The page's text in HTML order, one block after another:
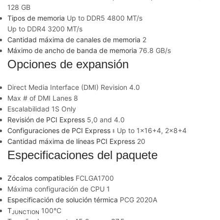
128 GB
Tipos de memoria Up to DDR5 4800 MT/s
Up to DDR4 3200 MT/s
Cantidad máxima de canales de memoria 2
Máximo de ancho de banda de memoria 76.8 GB/s
Opciones de expansión
Direct Media Interface (DMI) Revision 4.0
Max # of DMI Lanes 8
Escalabilidad 1S Only
Revisión de PCI Express 5,0 and 4.0
Configuraciones de PCI Express ‡ Up to 1×16+4, 2×8+4
Cantidad máxima de líneas PCI Express 20
Especificaciones del paquete
Zócalos compatibles FCLGA1700
Máxima configuración de CPU 1
Especificación de solución térmica PCG 2020A
TJUNCTION 100°C